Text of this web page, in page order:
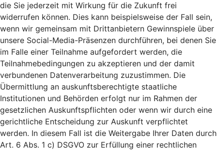
die Sie jederzeit mit Wirkung für die Zukunft frei
widerrufen können. Dies kann beispielsweise der Fall sein,
wenn wir gemeinsam mit Drittanbietern Gewinnspiele über
unsere Social-Media-Präsenzen durchführen, bei denen Sie
im Falle einer Teilnahme aufgefordert werden, die
Teilnahmebedingungen zu akzeptieren und der damit
verbundenen Datenverarbeitung zuzustimmen. Die
Übermittlung an auskunftsberechtigte staatliche
Institutionen und Behörden erfolgt nur im Rahmen der
gesetzlichen Auskunftspflichten oder wenn wir durch eine
gerichtliche Entscheidung zur Auskunft verpflichtet
werden. In diesem Fall ist die Weitergabe Ihrer Daten durch
Art. 6 Abs. 1 c) DSGVO zur Erfüllung einer rechtlichen